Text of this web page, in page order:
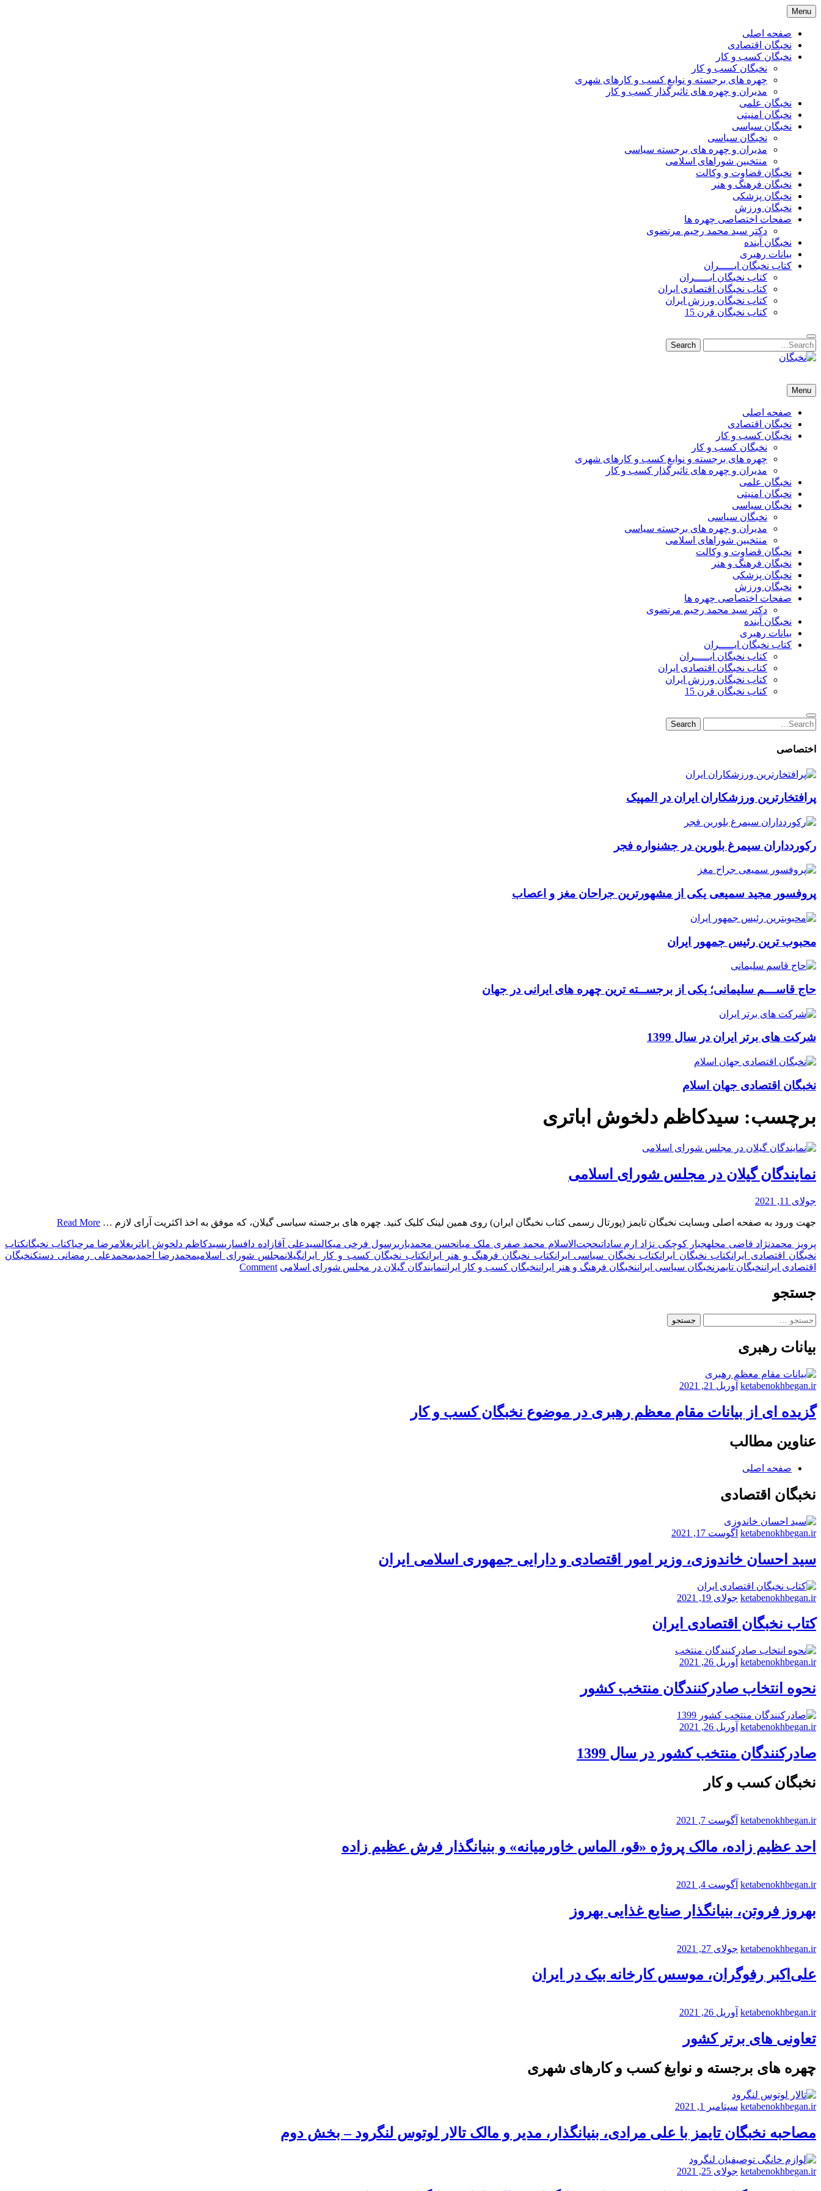
Skip
to
content
Menu
صفحه اصلی
نخبگان اقتصادی
نخبگان کسب و کار
نخبگان کسب و کار
چهره های برجسته و نوابغ کسب و کارهای شهری
مدیران و چهره های تاثیرگذار کسب و کار
نخبگان علمی
نخبگان امنیتی
نخبگان سیاسی
نخبگان سیاسی
مدیران و چهره های برجسته سیاسی
منتخبین شوراهای اسلامی
نخبگان قضاوت و وکالت
نخبگان فرهنگ و هنر
نخبگان پزشکی
نخبگان ورزش
صفحات اختصاصی چهره ها
دکتر سید محمد رحیم مرتضوی
نخبگان آینده
بیانات رهبری
کتاب نخبگان ایـــــران
کتاب نخبگان ایـــــران
کتاب نخبگان اقتصادی ایران
کتاب نخبگان ورزش ایران
کتاب نخبگان قرن 15
Search
for:
Search
نخبگان تایمز/ کتاب نخبگان + پورتال رسمی کتاب نخبگان ایران – کتاب نخبگان اقتصادی ایران – کتاب نخبگان قرن 15 – کتاب نخبگان ورزش ایران – کتاب نخبگان کسب و کار ایران – کتاب نخبگان ایران
Menu
صفحه اصلی
نخبگان اقتصادی
نخبگان کسب و کار
نخبگان کسب و کار
چهره های برجسته و نوابغ کسب و کارهای شهری
مدیران و چهره های تاثیرگذار کسب و کار
نخبگان علمی
نخبگان امنیتی
نخبگان سیاسی
نخبگان سیاسی
مدیران و چهره های برجسته سیاسی
منتخبین شوراهای اسلامی
نخبگان قضاوت و وکالت
نخبگان فرهنگ و هنر
نخبگان پزشکی
نخبگان ورزش
صفحات اختصاصی چهره ها
دکتر سید محمد رحیم مرتضوی
نخبگان آینده
بیانات رهبری
کتاب نخبگان ایـــــران
کتاب نخبگان ایـــــران
کتاب نخبگان اقتصادی ایران
کتاب نخبگان ورزش ایران
کتاب نخبگان قرن 15
Search
for:
Search
اختصاصی
پرافتخارترین ورزشکاران ایران در المپیک
رکوردداران سیمرغ بلورین در جشنواره فجر
پروفسور مجید سمیعی یکی از مشهورترین جراحان مغز و اعصاب
محبوب ترین رئیس جمهور ایران
حاج قاســـم سلیمانی؛ یکی از برجســته ترین چهره های ایرانی در جهان
شرکت های برتر ایران در سال 1399
نخبگان اقتصادی جهان اسلام
برچسب: سیدکاظم دلخوش اباتری
نمایندگان گیلان در مجلس شورای اسلامی
جولای 11, 2021
جهت ورود به صفحه اصلی وبسایت نخبگان تایمز (پورتال رسمی کتاب نخبگان ایران) روی همین لینک کلیک کنید. چهره های برجسته سیاسی گیلان، که موفق به اخذ اکثریت آرای لازم … Read More
پرویز محمدنژاد قاضی محلهجبار کوچکى نژاد ارم ساداتىحجت‌الاسلام محمد صفری ملک میانحسن محمدیاریرسول فرخی میکالسیدعلى آقازاده دافساریسیدکاظم دلخوش اباتریغلامرضا مرحباکتاب نخبگانکتاب
نخبگان اقتصادی ایرانکتاب نخبگان ایرانکتاب نخبگان سیاسی ایرانکتاب نخبگان فرهنگ و هنر ایرانکتاب نخبگان کسب و کار ایرانگیلانمجلس شورای اسلامیمحمدرضا احمدیمحمدعلی رمضانی دستکنخبگان
اقتصادی ایراننخبگان تایمز نخبگان سیاسی ایراننخبگان فرهنگ و هنر ایراننخبگان کسب و کار ایراننمایندگان گیلان در مجلس شورای اسلامی Comment
on
جستجو
جستجو
بیانات رهبری
ketabenokhbegan.ir آوریل 21, 2021
گزیده ای از بیانات مقام معظم رهبری در موضوع نخبگان کسب و کار
عناوین مطالب
صفحه اصلی
نخبگان اقتصادی
ketabenokhbegan.ir آگوست 17, 2021
سید احسان خاندوزی، وزیر امور اقتصادی و دارایی جمهوری اسلامی ایران
ketabenokhbegan.ir جولای 19, 2021
کتاب نخبگان اقتصادی ایران
ketabenokhbegan.ir آوریل 26, 2021
نحوه انتخاب صادرکنندگان منتخب کشور
ketabenokhbegan.ir آوریل 26, 2021
صادرکنندگان منتخب کشور در سال 1399
نخبگان کسب و کار
ketabenokhbegan.ir آگوست 7, 2021
احد عظیم زاده، مالک پروژه «قو، الماس خاورمیانه» و بنیانگذار فرش عظیم زاده
ketabenokhbegan.ir آگوست 4, 2021
بهروز فروتن، بنیانگذار صنایع غذایی بهروز
ketabenokhbegan.ir جولای 27, 2021
علی‌اکبر رفوگران، موسس کارخانه بیک در ایران
ketabenokhbegan.ir آوریل 26, 2021
تعاونی های برتر کشور
چهره های برجسته و نوابغ کسب و کارهای شهری
ketabenokhbegan.ir سپتامبر 1, 2021
مصاحبه نخبگان تایمز با علی مرادی، بنیانگذار، مدیر و مالک تالار لوتوس لنگرود – بخش دوم
ketabenokhbegan.ir جولای 25, 2021